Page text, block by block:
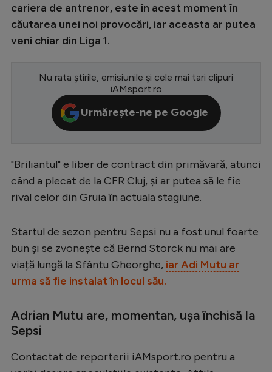
Champions League
Conference League
CM 2026
LaLiga
Serie A
Bundesliga
Campionate
Starurile fotbalului
Stranieri
cariera de antrenor, este în acest moment în
căutarea unei noi provocări, iar aceasta ar putea
veni chiar din Liga 1.
Nu rata știrile, emisiunile și cele mai tari clipuri
iAMsport.ro
Urmărește-ne pe Google
"Briliantul" e liber de contract din primăvară, atunci
când a plecat de la CFR Cluj, și ar putea să le fie
rival celor din Gruia în actuala stagiune.
Startul de sezon pentru Sepsi nu a fost unul foarte
bun și se zvonește că Bernd Storck nu mai are
viață lungă la Sfântu Gheorghe, iar Adi Mutu ar
urma să fie instalat în locul său.
Adrian Mutu are, momentan, ușa închisă la
Sepsi
Contactat de reporterii iAMsport.ro pentru a